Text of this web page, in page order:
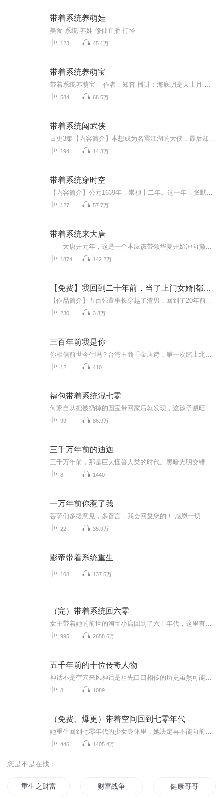
带着系统养萌娃
美食 系统 养娃 修仙直播 打怪
123 45.1万
带着系统养萌宝
584 68.5万
带着系统闯武侠
194 14.3万
带着系统穿时空
127 57.7万
带着系统来大唐
1874 142.2万
【免费】我回到二十年前，当了上门女婿|都市|职场商战|AI专辑
230 3.8万
三百年前我是你
12 410
福包带着系统混七零
99 86.9万
三千万年前的迪迦
8 1440
一万年前你惹了我
菩萨们多提意见，多留言，我会回复您的！ 感恩一切
22 35.9万
影帝带着系统重生
108 137.5万
（完）带着系统回六零
995 2658.6万
五千年前的十位传奇人物
8 1089
（免费、爆更）带着空间回到七零年代
446 1405.4万
您是不是在找：
重生之财富人生 财富战争 健康哥哥